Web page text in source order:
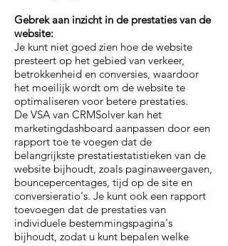
Gebrek aan inzicht in de prestaties van de
website:
Je kunt niet goed zien hoe de website
presteert op het gebied van verkeer,
betrokkenheid en conversies, waardoor
het moeilijk wordt om de website te
optimaliseren voor betere prestaties.
De VSA van CRMSolver kan het
marketingdashboard aanpassen door een
rapport toe te voegen dat de
belangrijkste prestatiestatistieken van de
website bijhoudt, zoals paginaweergaven,
bouncepercentages, tijd op de site en
conversieratio's. Je kunt ook een rapport
toevoegen dat de prestaties van
individuele bestemmingspagina's
bijhoudt, zodat u kunt bepalen welke